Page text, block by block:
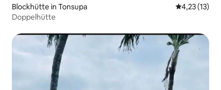
Blockhütte in Tonsupa
4,23 (13)
Doppelhütte